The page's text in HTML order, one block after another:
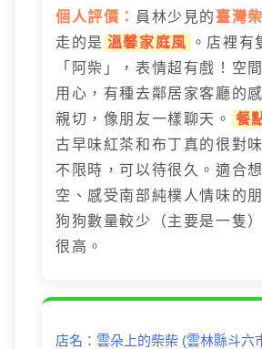
個人評價： 員林少見的 臺灣
走的是 溫馨家庭風
。店裡有
「阿柴」，表情超有戲！空
用心，有種去鄰居家客廳的
親切，像朋友一樣聊天。
餐
古早味紅茶和布丁真的很對
不限時，可以待很久。適合
空、感受南部純樸人情味的
狗狗數量較少（主要是一隻
很高。
店名：雲朵上的柴柴 (雲林縣斗六